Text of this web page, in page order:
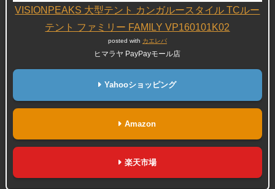
VISIONPEAKS 大型テント カンガルースタイル TCルー
テント ファミリー FAMILY VP160101K02
posted with カエレバ
ヒマラヤ PayPayモール店
Yahooショッピング
Amazon
楽天市場